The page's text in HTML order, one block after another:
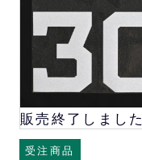
販売終了しました
受注商品